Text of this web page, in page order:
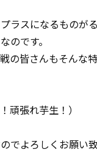
ラスになるものが
のです。
の皆さんもそんな
頑張れ芋生！）
でよろしくお願い